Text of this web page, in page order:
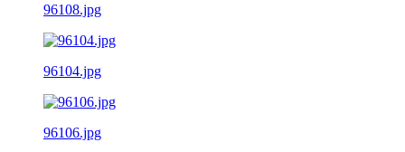
96108.jpg
96104.jpg
96106.jpg